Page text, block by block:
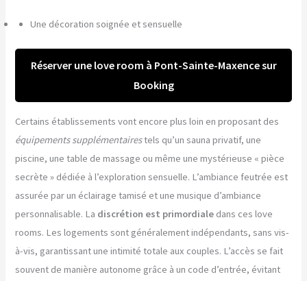
Une décoration soignée et sensuelle
Réserver une love room à Pont-Sainte-Maxence sur
Booking
Certains établissements vont encore plus loin en proposant des
équipements supplémentairestels qu’un sauna privatif, une
piscine, une table de massage ou même une mystérieuse « pièce
secrète » dédiée à l’exploration sensuelle. L’ambiance feutrée est
assurée par un éclairage tamisé et une musique d’ambiance
personnalisable. La discrétion est primordiale dans ces love
rooms. Les logements sont généralement indépendants, sans vis-
à-vis, garantissant une intimité totale aux couples. L’accès se fait
souvent de manière autonome grâce à un code d’entrée, évitant